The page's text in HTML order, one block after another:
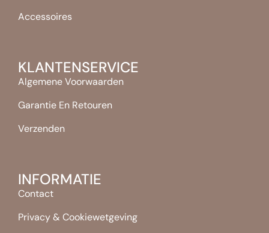
Accessoires
KLANTENSERVICE
Algemene Voorwaarden
Garantie En Retouren
Verzenden
INFORMATIE
Contact
Privacy & Cookiewetgeving